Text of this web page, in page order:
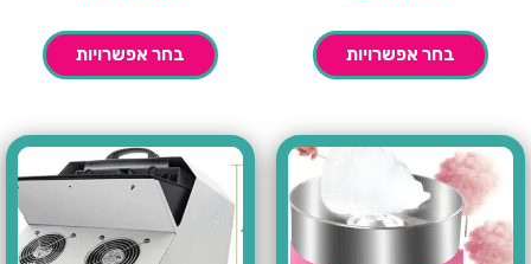
בחר אפשרויות בחר אפשרויות